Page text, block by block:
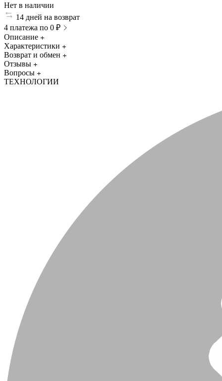
Нет в наличии
14 дней на возврат
4 платежа по 0 ₽
Описание
Характеристики
Возврат и обмен
Отзывы
Вопросы
ТЕХНОЛОГИИ